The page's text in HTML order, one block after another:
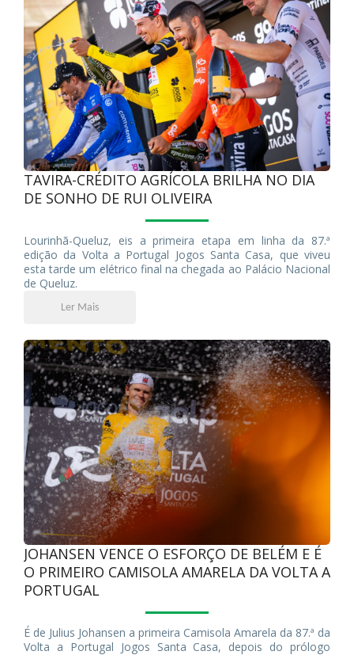
TAVIRA-CRÉDITO AGRÍCOLA BRILHA NO DIA
DE SONHO DE RUI OLIVEIRA
Lourinhã-Queluz, eis a primeira etapa em linha da 87.ª
edição da Volta a Portugal Jogos Santa Casa, que viveu
esta tarde um elétrico final na chegada ao Palácio Nacional
de Queluz.
Ler Mais
JOHANSEN VENCE O ESFORÇO DE BELÉM E É
O PRIMEIRO CAMISOLA AMARELA DA VOLTA A
PORTUGAL
É de Julius Johansen a primeira Camisola Amarela da 87.ª da
Volta a Portugal Jogos Santa Casa, depois do prólogo